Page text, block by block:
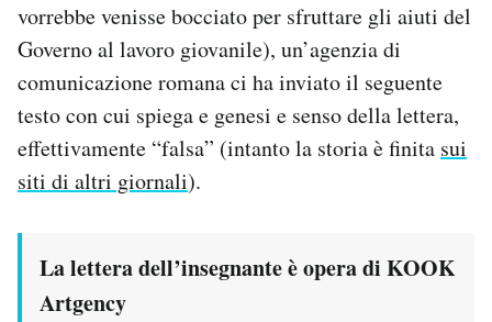
NEWSLETTER
I MIEI PREFERITI
SHOP
vorrebbe venisse bocciato per sfruttare gli aiuti del
Governo al lavoro giovanile), un’agenzia di
comunicazione romana ci ha inviato il seguente
testo con cui spiega e genesi e senso della lettera,
effettivamente “falsa” (intanto la storia è finita sui
siti di altri giornali).
La lettera dell’insegnante è opera di KOOK
Artgency